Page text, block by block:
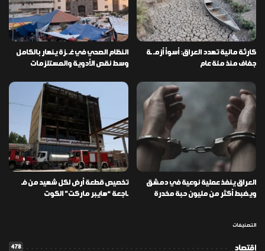
كارثة مائية تهدد العراق: أسوأ أزمـ ـة
جفاف منذ مئة عام
النظام الصحي في غـ ـزة ينهار بالكامل
وسط نقص الأدوية والمستلزمات
العراق ينفذ عملية نوعية في دمشق
ويضبط أكثر من مليون حبة مخدرة
تخصيص قطعة أرض لكل شهيد من فـ
ـاجعة “هايبر ماركت” الكوت
التصنيفات
إقتصاد 478